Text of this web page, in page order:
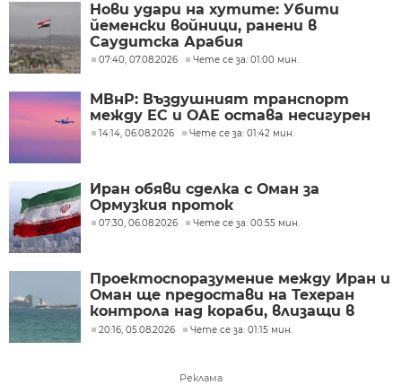
Нови удари на хутите: Убити
йеменски войници, ранени в
Саудитска Арабия
07:40, 07.08.2026 Чете се за: 01:00 мин.
МВнР: Въздушният транспорт
между ЕС и ОАЕ остава несигурен
14:14, 06.08.2026 Чете се за: 01:42 мин.
Иран обяви сделка с Оман за
Ормузкия проток
07:30, 06.08.2026 Чете се за: 00:55 мин.
Проектоспоразумение между Иран и
Оман ще предостави на Техеран
контрола над кораби, влизащи в
Персийския залив?
20:16, 05.08.2026 Чете се за: 01:15 мин.
Реклама